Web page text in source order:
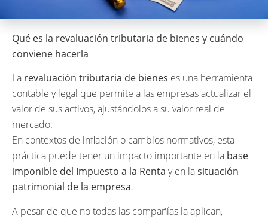
Qué es la revaluación tributaria de bienes y cuándo
conviene hacerla
La revaluación tributaria de bienes es una herramienta
contable y legal que permite a las empresas actualizar el
valor de sus activos, ajustándolos a su valor real de
mercado.
En contextos de inflación o cambios normativos, esta
práctica puede tener un impacto importante en la base
imponible del Impuesto a la Renta y en lasituación
patrimonial de la empresa.
A pesar de que no todas las compañías la aplican,